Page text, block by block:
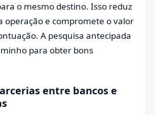
o mesmo destino. Isso reduz
operação e compromete o valor
A pesquisa antecipada
para obter bons
entre bancos e